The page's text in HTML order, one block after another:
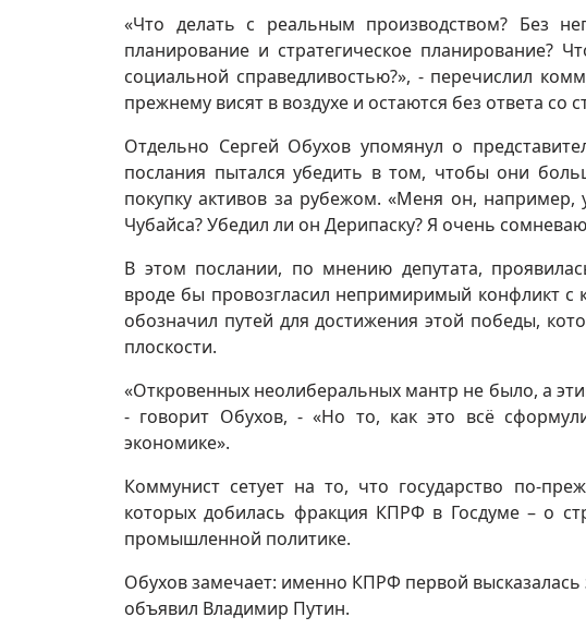
«Что делать с реальным производством? Без
планирование и стратегическое планирование?
социальной справедливостью?», - перечислил
прежнему висят в воздухе и остаются без ответа со
Отдельно Сергей Обухов упомянул о
послания пытался убедить в том, чтобы они
покупку активов за рубежом. «Меня он,
Чубайса? Убедил ли он Дерипаску? Я очень
В этом послании, по мнению депутата,
вроде бы провозгласил непримиримый конфликт
обозначил путей для достижения этой победы,
плоскости.
«Откровенных неолиберальных мантр не было, а
- говорит Обухов, - «Но то, как это всё
экономике».
Коммунист сетует на то, что государство по-
которых добилась фракция КПРФ в Госдуме – о
промышленной политике.
Обухов замечает: именно КПРФ первой
объявил Владимир Путин.